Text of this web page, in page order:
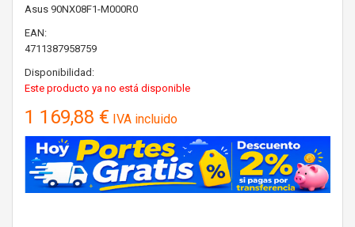
Asus 90NX08F1-M000R0
EAN:
4711387958759
Disponibilidad:
Este producto ya no está disponible
1 169,88 € IVA incluido